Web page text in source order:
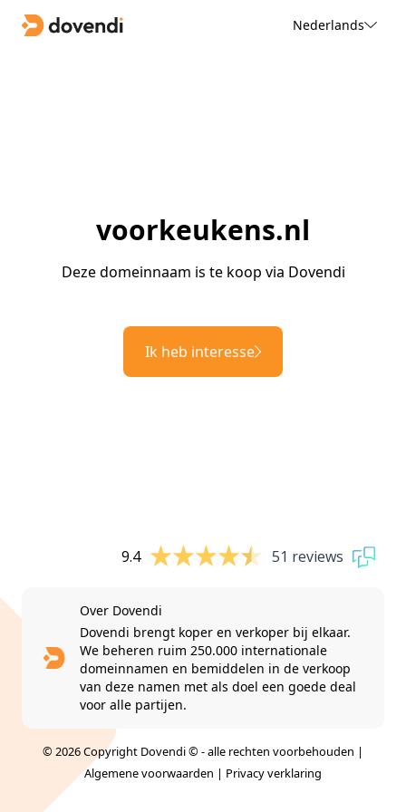
Nederlands
voorkeukens.nl
Deze domeinnaam is te koop via Dovendi
Ik heb interesse
9.4 51 reviews
Over Dovendi
Dovendi brengt koper en verkoper bij elkaar.
We beheren ruim 250.000 internationale
domeinnamen en bemiddelen in de verkoop
van deze namen met als doel een goede deal
voor alle partijen.
© 2026 Copyright Dovendi © - alle rechten voorbehouden |
Algemene voorwaarden | Privacy verklaring